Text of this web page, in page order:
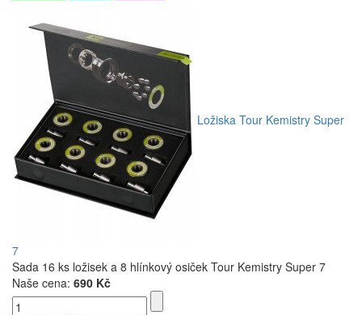
Ložiska Tour Kemistry Super
7
Sada 16 ks ložisek a 8 hlínkový osiček Tour Kemistry Super 7
Naše cena: 690 Kč